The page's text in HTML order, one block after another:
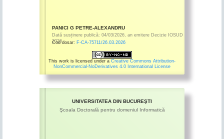
PANICI G PETRE-ALEXANDRU
Dată susținere publică: 04/03/2026, an emitere Decizie IOSUD
2026
Cod dosar: F-CA-75711/26.03.2026
This work is licensed under a Creative Commons Attribution-
NonCommercial-NoDerivatives 4.0 International License
UNIVERSITATEA DIN BUCUREŞTI
Şcoala Doctorală pentru domeniul Informatică